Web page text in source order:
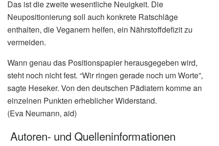
Das ist die zweite wesentliche Neuigkeit. Die
Neupositionierung soll auch konkrete Ratschläge
enthalten, die Veganern helfen, ein Nährstoffdefizit zu
vermeiden.
Wann genau das Positionspapier herausgegeben wird,
steht noch nicht fest. “Wir ringen gerade noch um Worte”,
sagte Heseker. Von den deutschen Pädiatern komme an
einzelnen Punkten erheblicher Widerstand.
(Eva Neumann, aid)
Autoren- und Quelleninformationen